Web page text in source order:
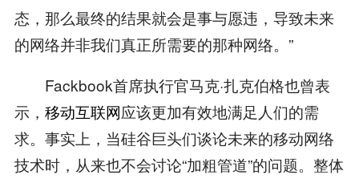
态，那么最终的结果就会是事与愿违，导致未来
的网络并非我们真正所需要的那种网络。”
Fackbook首席执行官马克·扎克伯格也曾表
示， 移动互联网应该更加有效地满足人们的需
求。事实上，当硅谷巨头们谈论未来的移动网络
技术时，从来也不会讨论“加粗管道”的问题。整体